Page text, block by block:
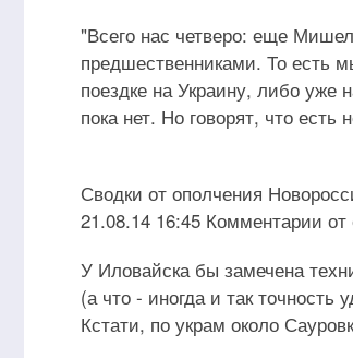
"Всего нас четверо: еще
предшественниками. То есть
поездке на Украину, либо уже
пока нет. Но говорят, что
Сводки от ополчения
21.08.14 16:45 Комментарии
У Иловайска бы замечена
(а что - иногда и так точность
Кстати, по украм около